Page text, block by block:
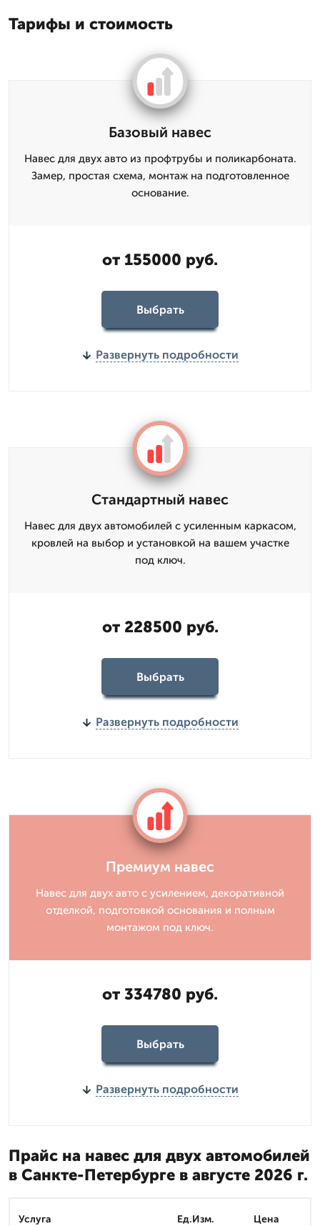
Тарифы и стоимость
Базовый навес
Навес для двух авто из профтрубы и поликарбоната.
Замер, простая схема, монтаж на подготовленное
основание.
от 155000 руб.
Выбрать
Развернуть подробности
Стандартный навес
Навес для двух автомобилей с усиленным каркасом,
кровлей на выбор и установкой на вашем участке
под ключ.
от 228500 руб.
Выбрать
Развернуть подробности
Премиум навес
Навес для двух авто с усилением, декоративной
отделкой, подготовкой основания и полным
монтажом под ключ.
от 334780 руб.
Выбрать
Развернуть подробности
Прайс на навес для двух автомобилей
в Санкте-Петербурге в августе 2026 г.
Услуга Ед.Изм. Цена